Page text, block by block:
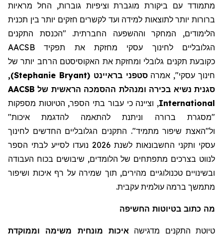
מתמודד עם ביקורת מוגברת וציפיותגוברות, החל מראיות
ברורות יותר לתוצאות למידה ועד לקשרים חזקים יותר בין תכנית
הלימודים, המחקר וההשפעה החברתית. "הכנסת התקנים
הגלובליים לחינוך עסקי מחזקת את תפקיד AACSB
כקובעת תקנים גלובלי ומחזקת את האקוסיסטם הרחב יותר של
חינוך עסקי", אמרהסטפניבראיינט (
Stephanie Bryant
)
,
סגנית נשיא בכירה ומנהלת ההסמכה הראשית של AACSB
International, וציינה כי עבור בתי הספר, הטיוטות מספקות
"מסגרת ברורה וניתנת להתאמה להדגמת איכות"
ול"האצתשיפור מתמיד". התקנים הגלובליים החדשים לחינוך
עסקי ותקני החשבונאות לשנת 2026 נועדו לסייע לבתי הספר
לנווט בצרכים מתפתחים של הלומדים, שיבושים בכוח העבודה
ובשינויים טכנולוגיים מהירים, תוך שמירה על רף איכות ושיפור
מתמשך ברמה עולמית עקבית.
מה כתוב בטיוטות החשיפה
טיוטת התקנים מדגישה איכות מונחית משימה וממוקדת